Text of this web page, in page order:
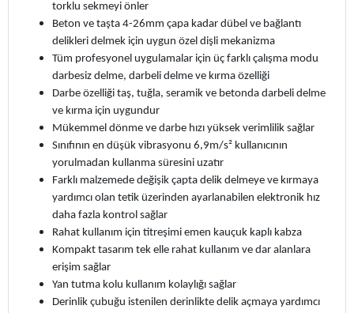
torklu sekmeyi önler
Beton ve taşta 4-26mm çapa kadar dübel ve bağlantı
delikleri delmek için uygun özel dişli mekanizma
Tüm profesyonel uygulamalar için üç farklı çalışma modu
darbesiz delme, darbeli delme ve kırma özelliği
Darbe özelliği taş, tuğla, seramik ve betonda darbeli delme
ve kırma için uygundur
Mükemmel dönme ve darbe hızı yüksek verimlilik sağlar
Sınıfının en düşük vibrasyonu 6,9m/s² kullanıcının
yorulmadan kullanma süresini uzatır
Farklı malzemede değişik çapta delik delmeye ve kırmaya
yardımcı olan tetik üzerinden ayarlanabilen elektronik hız
daha fazla kontrol sağlar
Rahat kullanım için titreşimi emen kauçuk kaplı kabza
Kompakt tasarım tek elle rahat kullanım ve dar alanlara
erişim sağlar
Yan tutma kolu kullanım kolaylığı sağlar
Derinlik çubuğu istenilen derinlikte delik açmaya yardımcı